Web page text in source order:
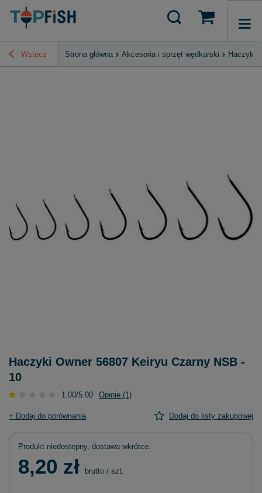
Wstecz Strona główna Akcesoria i sprzęt wędkarski Haczyki,
Haczyki Owner 56807 Keiryu Czarny NSB -
10
1.00/5.00 Opinie (1)
+ Dodaj do porównania Dodaj do listy zakupowej
Produkt niedostepny, dostawa wkrótce
8,20 zł brutto / szt.